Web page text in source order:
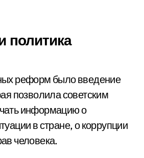
реформ было введение
позволила советским
информацию о
в стране, о коррупции
человека.